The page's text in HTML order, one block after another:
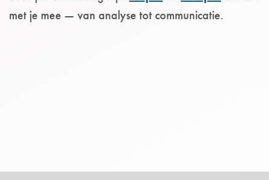
met je mee — van analyse tot communicatie.